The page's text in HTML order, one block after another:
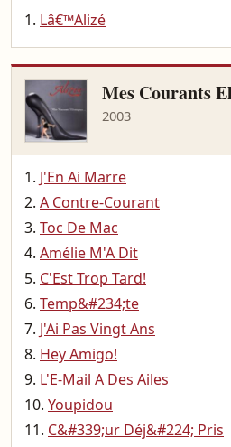
Lâ€™Alizé
Mes Courants
2003
J'En Ai Marre
A Contre-Courant
Toc De Mac
Amélie M'A Dit
C'Est Trop Tard!
Temp&#234;te
J'Ai Pas Vingt Ans
Hey Amigo!
L'E-Mail A Des Ailes
Youpidou
C&#339;ur Déj&#224; Pris